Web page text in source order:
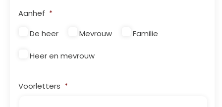
Aanhef *
De heer
Mevrouw Familie
Heer en mevrouw
Voorletters *